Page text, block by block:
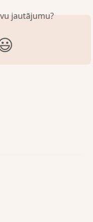
jautājumu?